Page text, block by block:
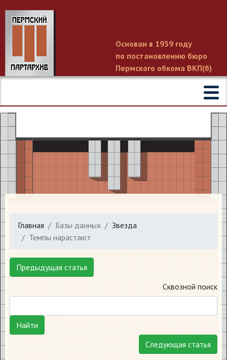
Основан в 1939 году
по постановлению бюро
Пермского обкома ВКП(б)
Главная Базы данных
Звезда
Темпы нарастают
Предыдущая статья
Сквозной поиск
Найти
Следующая статья